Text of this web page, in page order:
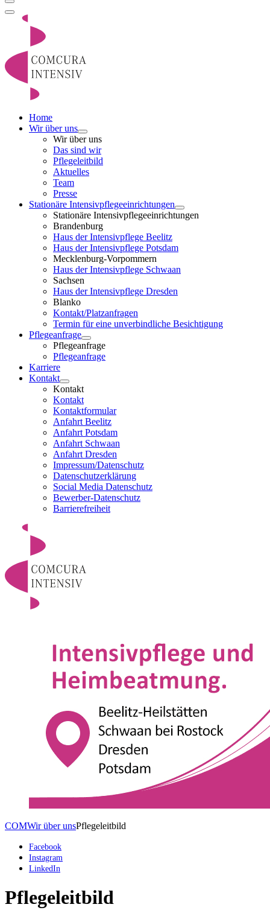
Home
Wir über uns
Wir über uns
Das sind wir
Pflegeleitbild
Aktuelles
Team
Presse
Stationäre Intensivpflegeeinrichtungen
Stationäre Intensivpflegeeinrichtungen
Brandenburg
Haus der Intensivpflege Beelitz
Haus der Intensivpflege Potsdam
Mecklenburg-Vorpommern
Haus der Intensivpflege Schwaan
Sachsen
Haus der Intensivpflege Dresden
Blanko
Kontakt/Platzanfragen
Termin für eine unverbindliche Besichtigung
Pflegeanfrage
Pflegeanfrage
Pflegeanfrage
Karriere
Kontakt
Kontakt
Kontakt
Kontaktformular
Anfahrt Beelitz
Anfahrt Potsdam
Anfahrt Schwaan
Anfahrt Dresden
Impressum/Datenschutz
Datenschutzerklärung
Social Media Datenschutz
Bewerber-Datenschutz
Barrierefreiheit
COMWir über unsPflegeleitbild
Facebook
Instagram
LinkedIn
Pflegeleitbild